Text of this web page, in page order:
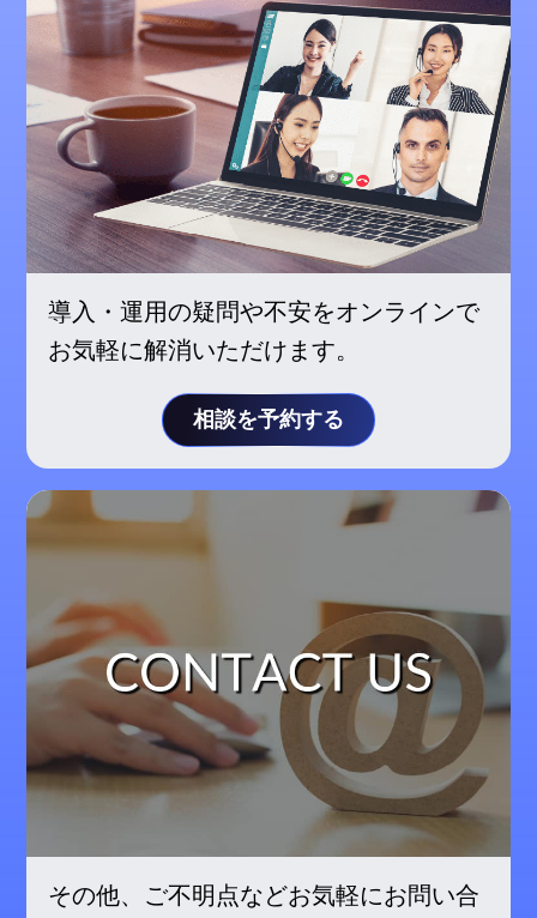
導入・運用の疑問や不安をオンラインで
お気軽に解消いただけます。
相談を予約する
その他、ご不明点などお気軽にお問い合